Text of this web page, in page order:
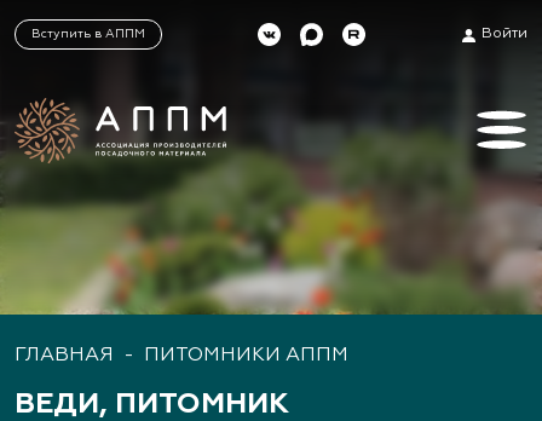
Вступить в АППМ Войти
ГЛАВНАЯ - ПИТОМНИКИ АППМ
ВЕДИ, ПИТОМНИК